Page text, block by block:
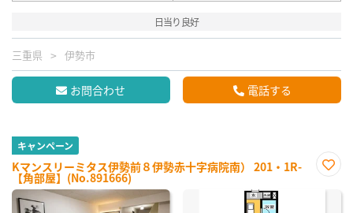
日当り良好
三重県 伊勢市
お問合わせ 電話する
キャンペーン
Kマンスリーミタス伊勢前８伊勢赤十字病院南） 201・1R-
【角部屋】(No.891666)
に入